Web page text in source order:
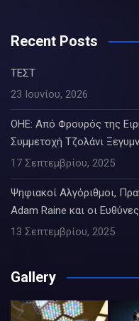
Recent Posts
ΤΕΣΤ
23 Ιουνίου, 2026
ΟΗΕ: Από Φρουρός της
Συμμετοχή Τζολάνι
17 Σεπτεμβρίου, 2025
Ψηφιακοί Αλγόριθμοι,
Adam Raine και οι
13 Σεπτεμβρίου, 2025
Gallery